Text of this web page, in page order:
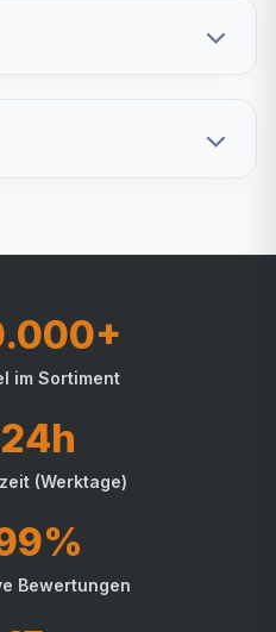
im Sortiment
24h
(Werktage)
Bewertungen